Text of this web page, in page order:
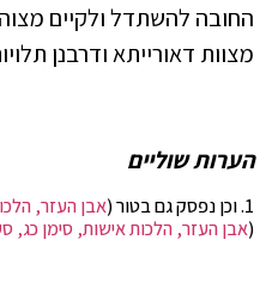
החובה להשתדל ולקיים
מצוות דאורייתא ודרבנן
הערות שוליים
1. וכן נפסק גם בטור ( אבן העזר,
(אבן העזר, הלכות אישות, סימן כג,